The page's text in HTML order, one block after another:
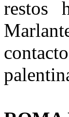
restos